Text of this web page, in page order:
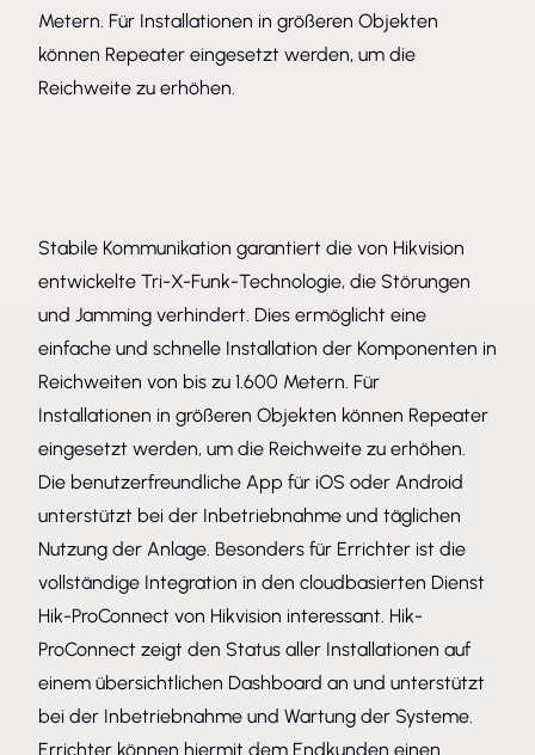
Metern. Für Installationen in größeren Objekten
können Repeater eingesetzt werden, um die
Reichweite zu erhöhen.
Stabile Kommunikation garantiert die von Hikvision
entwickelte Tri-X-Funk-Technologie, die Störungen
und Jamming verhindert. Dies ermöglicht eine
einfache und schnelle Installation der Komponenten in
Reichweiten von bis zu 1.600 Metern. Für
Installationen in größeren Objekten können Repeater
eingesetzt werden, um die Reichweite zu erhöhen.
Die benutzerfreundliche App für iOS oder Android
unterstützt bei der Inbetriebnahme und täglichen
Nutzung der Anlage. Besonders für Errichter ist die
vollständige Integration in den cloudbasierten Dienst
Hik-ProConnect von Hikvision interessant. Hik-
ProConnect zeigt den Status aller Installationen auf
einem übersichtlichen Dashboard an und unterstützt
bei der Inbetriebnahme und Wartung der Systeme.
Errichter können hiermit dem Endkunden einen